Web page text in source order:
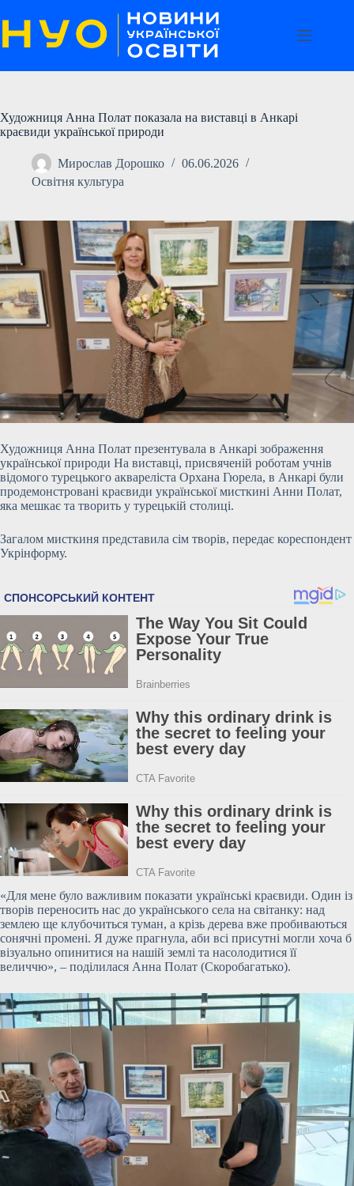
до
вмісту
Художниця Анна Полат показала на виставці в Анкарі
краєвиди української природи
Мирослав Дорошко
06.06.2026
Освітня культура
Художниця Анна Полат презентувала в Анкарі зображення
української природи На виставці, присвяченій роботам учнів
відомого турецького аквареліста Орхана Гюрела, в Анкарі були
продемонстровані краєвиди української мисткині Анни Полат,
яка мешкає та творить у турецькій столиці.
Загалом мисткиня представила сім творів, передає кореспондент
Укрінформу.
«Для мене було важливим показати українські краєвиди. Один із
творів переносить нас до українського села на світанку: над
землею ще клубочиться туман, а крізь дерева вже пробиваються
сонячні промені. Я дуже прагнула, аби всі присутні могли хоча б
візуально опинитися на нашій землі та насолодитися її
величчю», – поділилася Анна Полат (Скоробагатько).